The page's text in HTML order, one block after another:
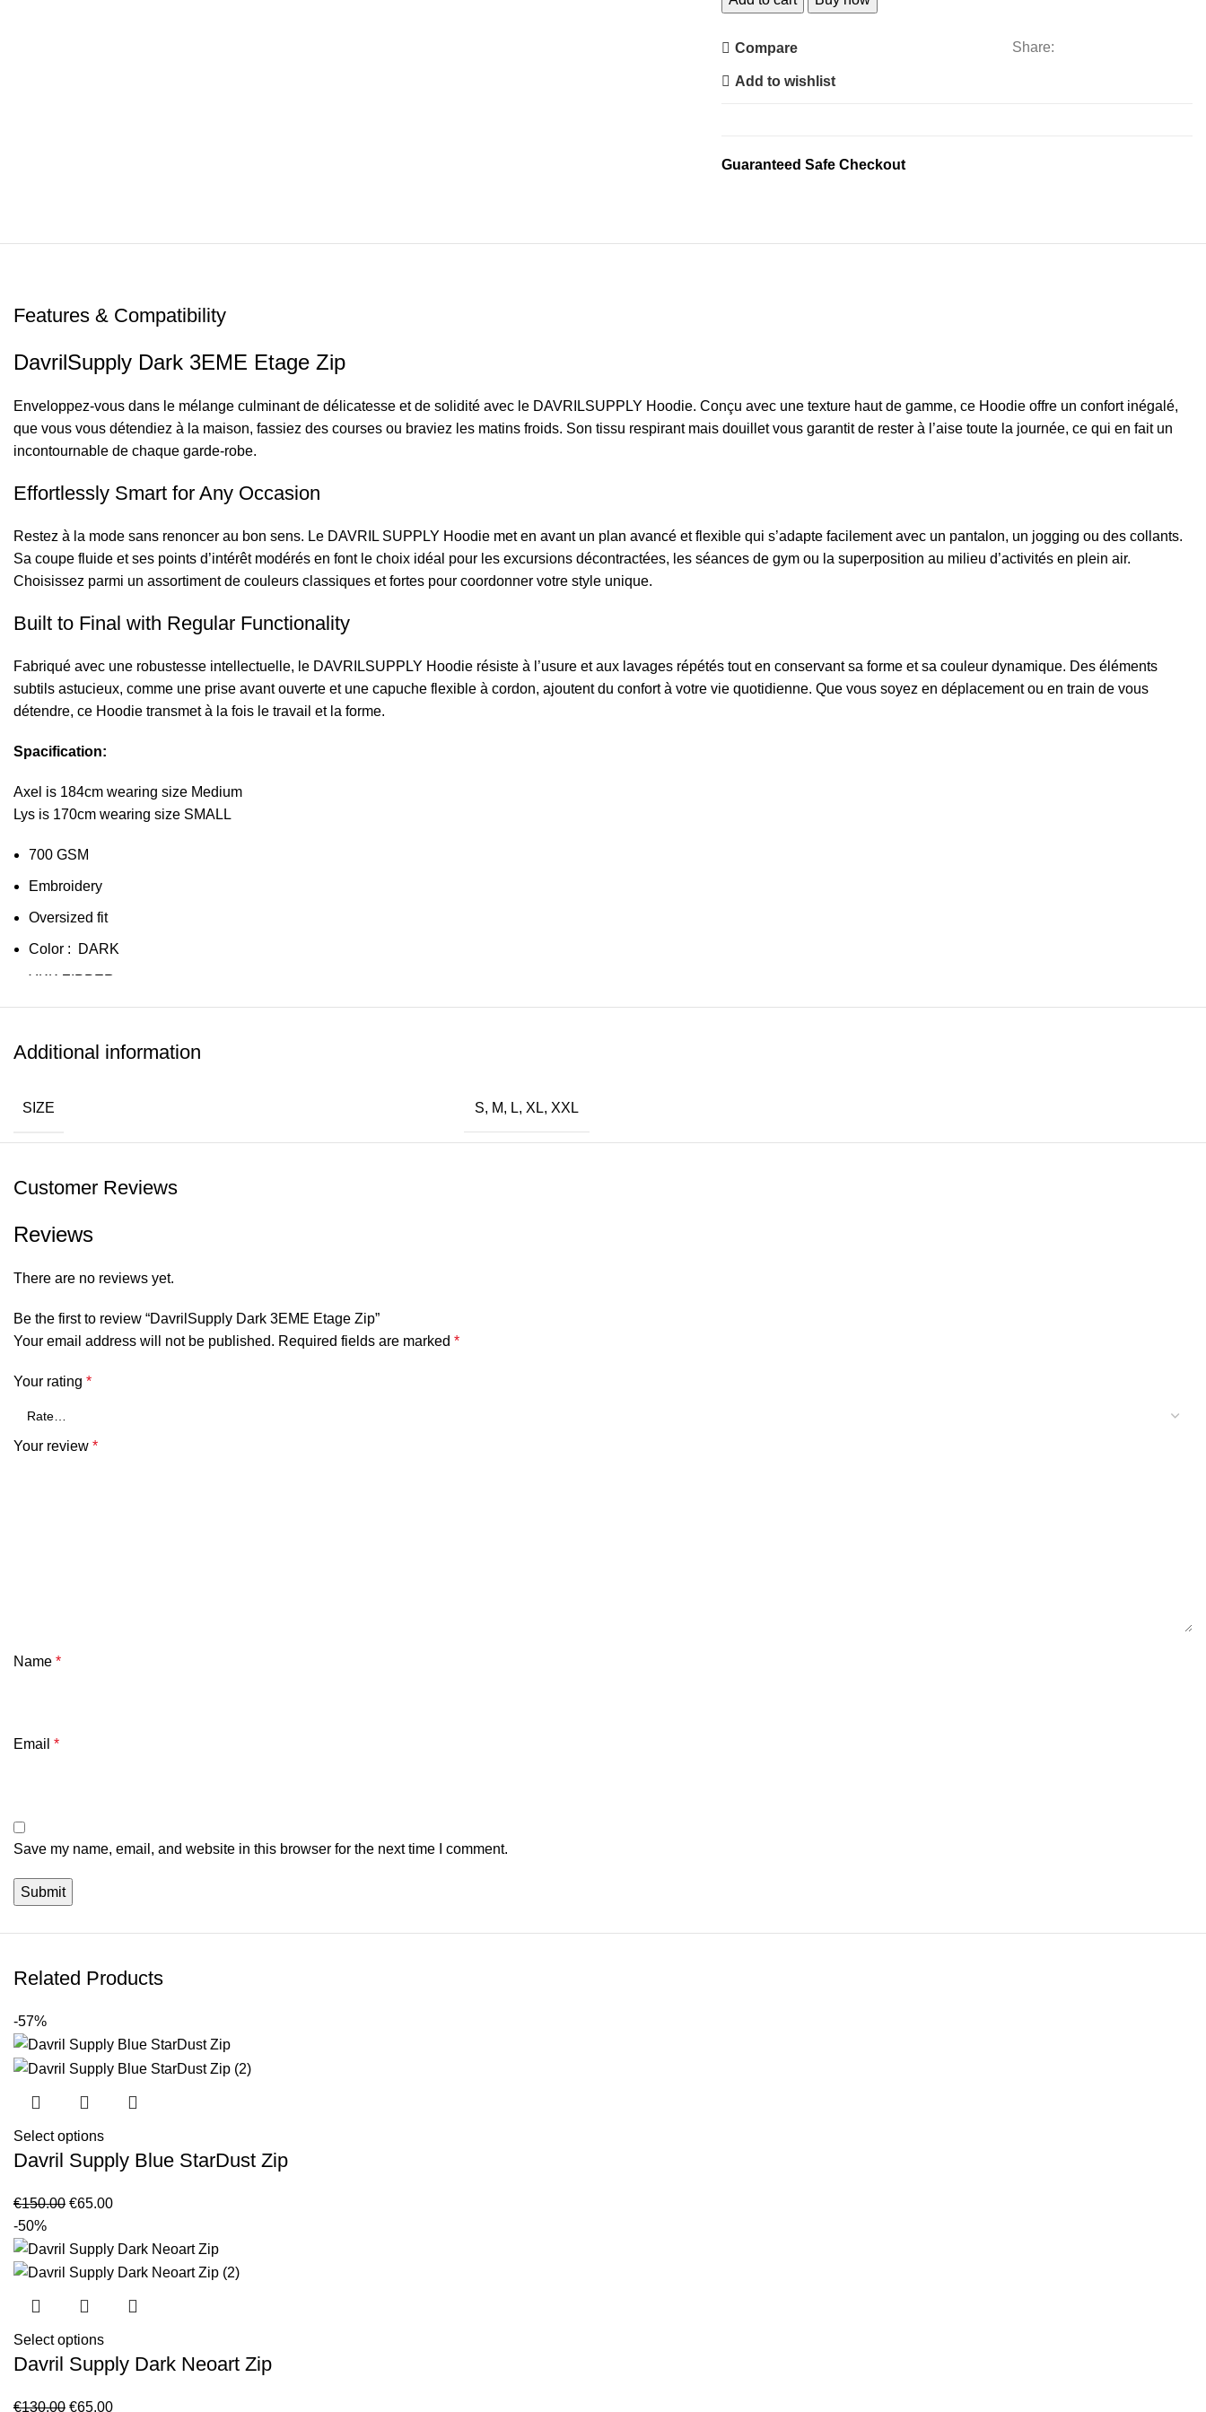
quantity
Compare
Add to wishlist
Share:
Guaranteed Safe Checkout
Features & Compatibility
DavrilSupply Dark 3EME Etage Zip
Enveloppez-vous dans le mélange culminant de délicatesse et de solidité avec le DAVRILSUPPLY Hoodie. Conçu avec une texture haut de gamme, ce Hoodie offre un confort inégalé,
que vous vous détendiez à la maison, fassiez des courses ou braviez les matins froids. Son tissu respirant mais douillet vous garantit de rester à l’aise toute la journée, ce qui en fait un
incontournable de chaque garde-robe.
Effortlessly Smart for Any Occasion
Restez à la mode sans renoncer au bon sens. Le DAVRIL SUPPLY Hoodie met en avant un plan avancé et flexible qui s’adapte facilement avec un pantalon, un jogging ou des collants.
Sa coupe fluide et ses points d’intérêt modérés en font le choix idéal pour les excursions décontractées, les séances de gym ou la superposition au milieu d’activités en plein air.
Choisissez parmi un assortiment de couleurs classiques et fortes pour coordonner votre style unique.
Built to Final with Regular Functionality
Fabriqué avec une robustesse intellectuelle, le DAVRILSUPPLY Hoodie résiste à l’usure et aux lavages répétés tout en conservant sa forme et sa couleur dynamique. Des éléments
subtils astucieux, comme une prise avant ouverte et une capuche flexible à cordon, ajoutent du confort à votre vie quotidienne. Que vous soyez en déplacement ou en train de vous
détendre, ce Hoodie transmet à la fois le travail et la forme.
Spacification:
Axel is 184cm wearing size Medium
Lys is 170cm wearing size SMALL
700 GSM
Embroidery
Oversized fit
Color : DARK
YKK ZIPPER
Ready to ship
Worldwide shipping
Additional information
SIZE S, M, L, XL, XXL
Customer Reviews
Reviews
There are no reviews yet.
Be the first to review “DavrilSupply Dark 3EME Etage Zip”
Your email address will not be published. Required fields are marked *
Your rating *
Your review *
Name *
Email *
Save my name, email, and website in this browser for the next time I comment.
Related Products
-57%
Select options
Davril Supply Blue StarDust Zip
€150.00 Original
was:
€150.00.
€65.00Current
is:
€65.00.
-50%
Select options
Davril Supply Dark Neoart Zip
€130.00 Original
€65.00Current